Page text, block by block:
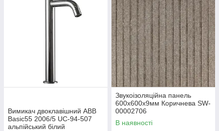
Вимикач двоклавішний ABB
Basic55 2006/5 UC-94-507
альпійський білий
Звукоізоляційна панель
600х600х9мм Коричнева SW-
00002706
В наявності